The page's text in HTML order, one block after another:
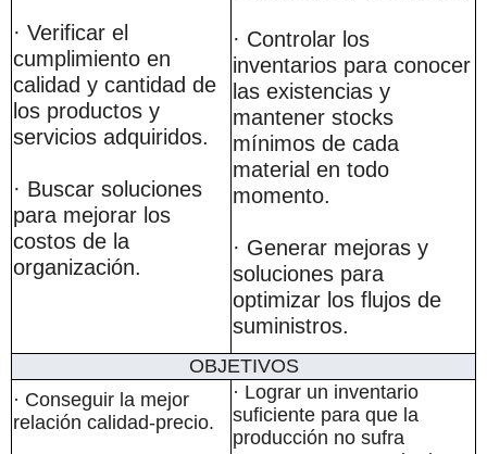
· Verificar el
cumplimiento en
calidad y cantidad de
los productos y
servicios adquiridos.
· Buscar soluciones
para mejorar los
costos de la
organización.
· Controlar los
inventarios para conocer
las existencias y
mantener stocks
mínimos de cada
material en todo
momento.
· Generar mejoras y
soluciones para
optimizar los flujos de
suministros.
OBJETIVOS
· Conseguir la mejor
relación calidad-precio.
· Lograr un inventario
suficiente para que la
producción no sufra